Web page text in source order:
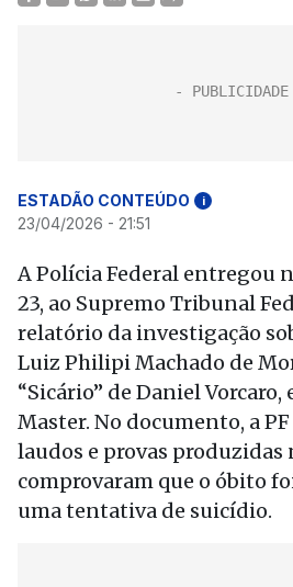
ESTADÃO CONTEÚDO i
23/04/2026 - 21:51
A Polícia Federal entregou
23, ao Supremo Tribunal
relatório da investigação
Luiz Philipi Machado de
“Sicário” de Daniel
Master. No documento, a
laudos e provas produzidas
comprovaram que o óbito
uma tentativa de suicídio.